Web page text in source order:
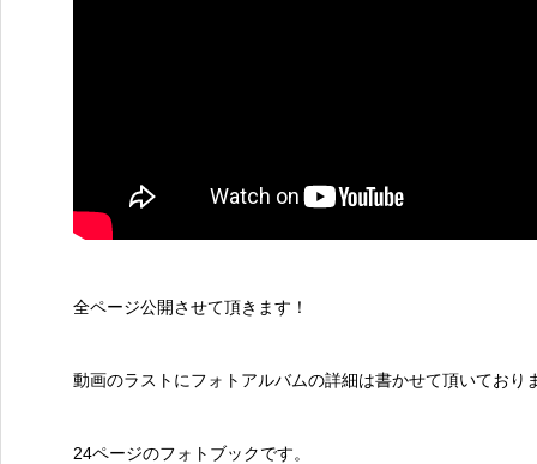
全ページ公開させて頂きます！
動画のラストにフォトアルバムの詳細は書かせて頂いており
24ページのフォトブックです。